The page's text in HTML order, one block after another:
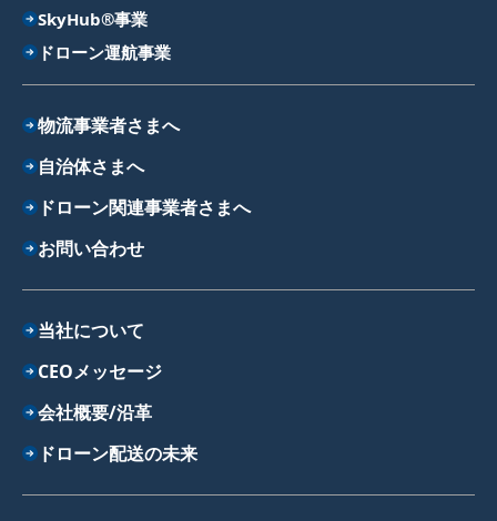
SkyHub®事業
ドローン運航事業
物流事業者さまへ
自治体さまへ
ドローン関連事業者さまへ
お問い合わせ
当社について
CEOメッセージ
会社概要/沿革
ドローン配送の未来